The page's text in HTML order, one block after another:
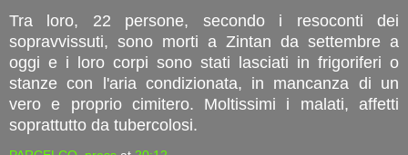
Tra loro, 22 persone, secondo i resoconti dei
sopravvissuti, sono morti a Zintan da settembre a
oggi e i loro corpi sono stati lasciati in frigoriferi o
stanze con l'aria condizionata, in mancanza di un
vero e proprio cimitero. Moltissimi i malati, affetti
soprattutto da tubercolosi.